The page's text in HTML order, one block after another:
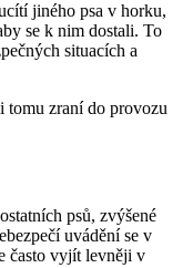
jiného psa v horku,
se k nim dostali. To
situacích a
tomu zraní do provozu
psů, zvýšené
uvádění se v
často vyjít levněji v